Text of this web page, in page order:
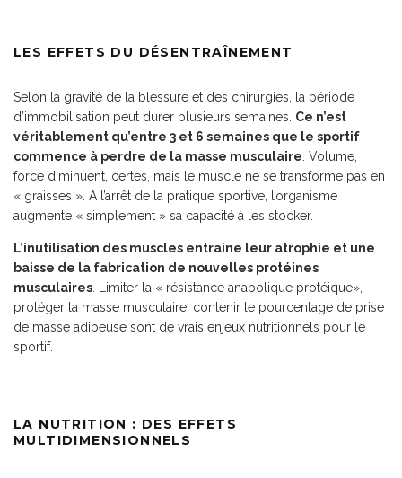
LES EFFETS DU DÉSENTRAÎNEMENT
Selon la gravité de la blessure et des chirurgies, la période
d’immobilisation peut durer plusieurs semaines. Ce n’est
véritablement qu’entre 3 et 6 semaines que le sportif
commence à perdre de la masse musculaire . Volume,
force diminuent, certes, mais le muscle ne se transforme pas en
« graisses ». A l’arrêt de la pratique sportive, l’organisme
augmente « simplement » sa capacité à les stocker.
L’inutilisation des muscles entraine leur atrophie et une
baisse de la fabrication de nouvelles protéines
musculaires . Limiter la « résistance anabolique protéique»,
protéger la masse musculaire, contenir le pourcentage de prise
de masse adipeuse sont de vrais enjeux nutritionnels pour le
sportif.
LA NUTRITION : DES EFFETS
MULTIDIMENSIONNELS